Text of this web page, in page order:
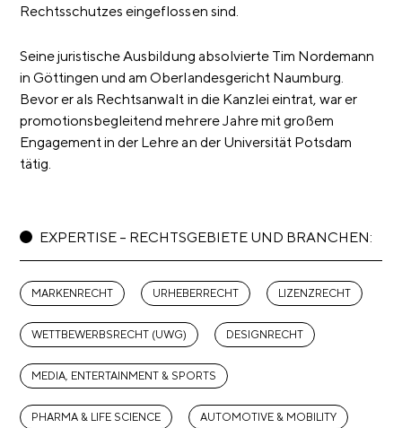
Rechtsschutzes eingeflossen sind.
Seine juristische Ausbildung absolvierte Tim Nordemann
in Göttingen und am Oberlandesgericht Naumburg.
Bevor er als Rechtsanwalt in die Kanzlei eintrat, war er
promotionsbegleitend mehrere Jahre mit großem
Engagement in der Lehre an der Universität Potsdam
tätig.
EXPERTISE – RECHTSGEBIETE UND BRANCHEN:
MARKENRECHT URHEBERRECHT LIZENZRECHT
WETTBEWERBSRECHT (UWG) DESIGNRECHT
MEDIA, ENTERTAINMENT & SPORTS
PHARMA & LIFE SCIENCE AUTOMOTIVE & MOBILITY